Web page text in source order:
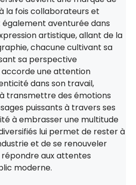
la fois collaborateurs et
également aventurée dans
artistique, allant de la
chacune cultivant sa
sa perspective
accorde une attention
dans son travail,
transmettre des émotions
puissants à travers ses
à embrasser une multitude
lui permet de rester à
et de se renouveler
aux attentes
moderne.